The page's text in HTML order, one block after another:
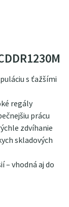
s ťažšími
regály
prácu
zdvíhanie
skladových
– vhodná aj do